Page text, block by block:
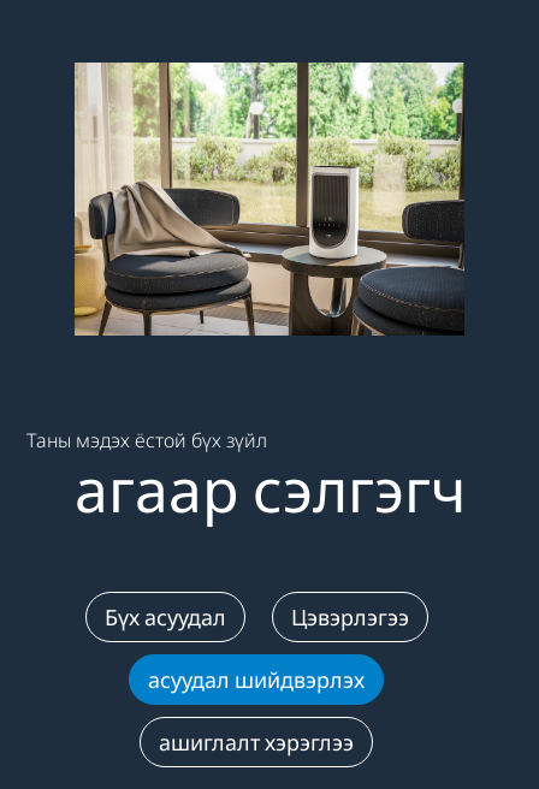
Таны мэдэх ёстой бүх зүйл
агаар сэлгэгч
Бүх асуудал Цэвэрлэгээ
асуудал шийдвэрлэх
ашиглалт хэрэглээ